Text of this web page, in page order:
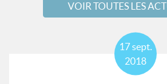
VOIR TOUTES LES
17sept.
2018